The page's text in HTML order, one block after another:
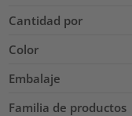
Cantidad por
Color
Embalaje
Familia de productos